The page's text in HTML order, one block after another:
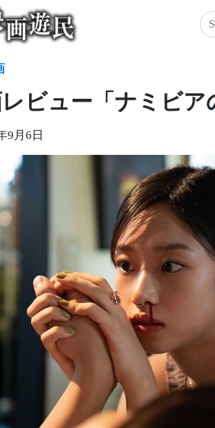
ビュー「ナミビア
9月6日